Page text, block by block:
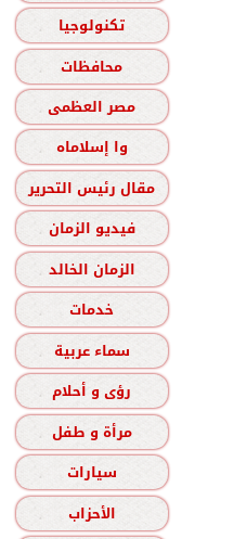
تكنولوجيا
محافظات
مصر العظمى
وا إسلاماه
مقال رئيس التحرير
فيديو الزمان
الزمان الخالد
خدمات
سماء عربية
رؤى و أحلام
مرأة و طفل
سيارات
الأحزاب